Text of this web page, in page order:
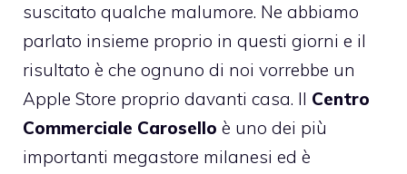
suscitato qualche malumore. Ne abbiamo
parlato insieme proprio in questi giorni e il
risultato è che ognuno di noi vorrebbe un
Apple Store proprio davanti casa. Il Centro
Commerciale Carosello è uno dei più
importanti megastore milanesi ed è